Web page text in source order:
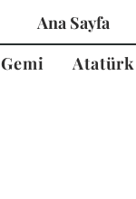
Ana Sayfa
Gemi Atatürk